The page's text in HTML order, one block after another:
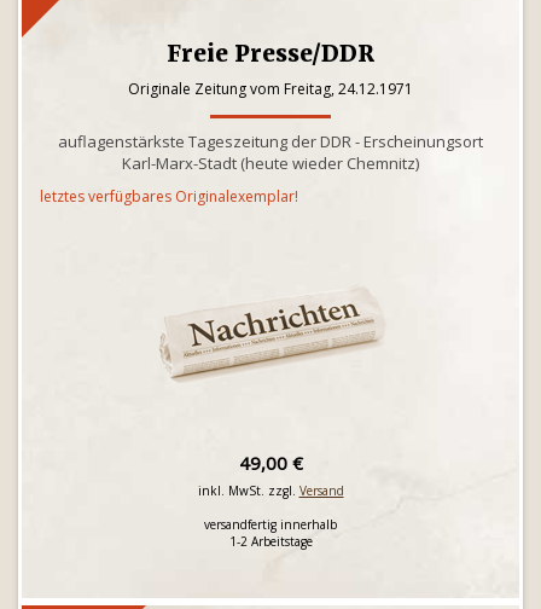
Freie Presse/DDR
Originale Zeitung vom Freitag, 24.12.1971
auflagenstärkste Tageszeitung der DDR - Erscheinungsort
Karl-Marx-Stadt (heute wieder Chemnitz)
letztes verfügbares Originalexemplar!
49,00 €
inkl. MwSt. zzgl. Versand
versandfertig innerhalb
1-2 Arbeitstage